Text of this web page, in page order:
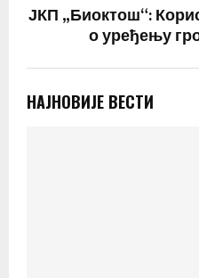
ЈКП „Биоктош“:
о уређењу
НАЈНОВИЈЕ ВЕСТИ